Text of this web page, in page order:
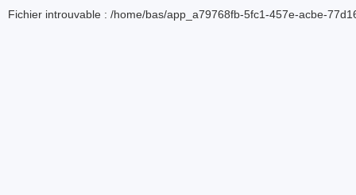
Fichier introuvable : /home/bas/app_a79768fb-5fc1-457e-acbe-